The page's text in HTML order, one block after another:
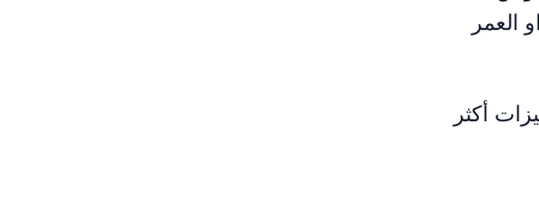
العمر
مميزات أكثر